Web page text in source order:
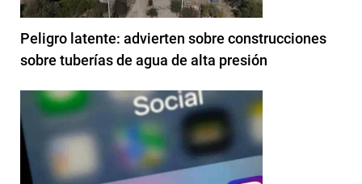
Peligro latente: advierten sobre construcciones
sobre tuberías de agua de alta presión